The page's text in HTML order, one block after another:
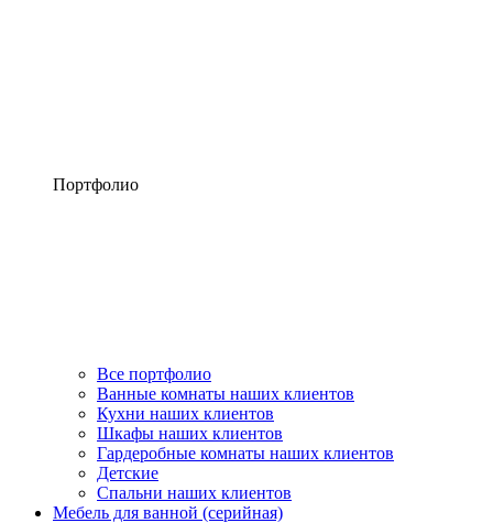
Портфолио
Все портфолио
Ванные комнаты наших клиентов
Кухни наших клиентов
Шкафы наших клиентов
Гардеробные комнаты наших клиентов
Детские
Спальни наших клиентов
Мебель для ванной (серийная)